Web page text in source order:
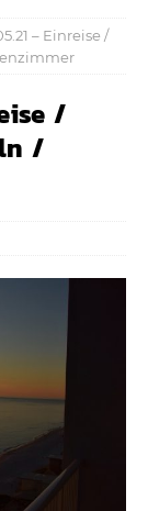
– Einreise /
/
/